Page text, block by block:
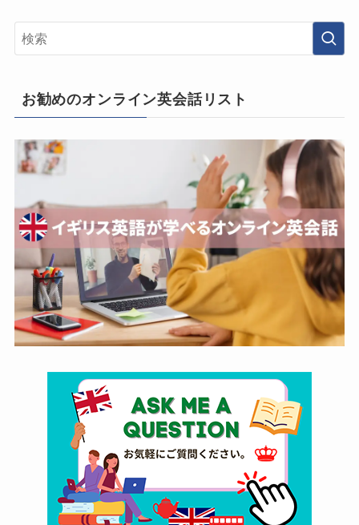
お勧めのオンライン英会話リスト